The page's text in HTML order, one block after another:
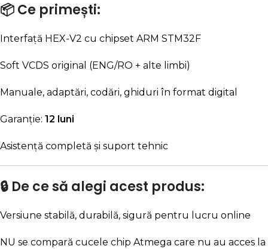
📦 Ce primești:
Interfață HEX-V2 cu chipset ARM STM32F
Soft VCDS original (ENG/RO + alte limbi)
Manuale, adaptări, codări, ghiduri în format digital
Garanție: 12 luni
Asistență completă și suport tehnic
🔒 De ce să alegi acest produs:
Versiune stabilă, durabilă, sigură pentru lucru online
NU se compară cucele chip Atmega care nu au acces la